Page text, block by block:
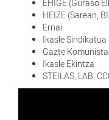
EHIGE (Guraso
HEIZE (Sarean,
Ernai
Ikasle Sindikatua
Gazte
Ikasle Ekintza
STEILAS, LAB,